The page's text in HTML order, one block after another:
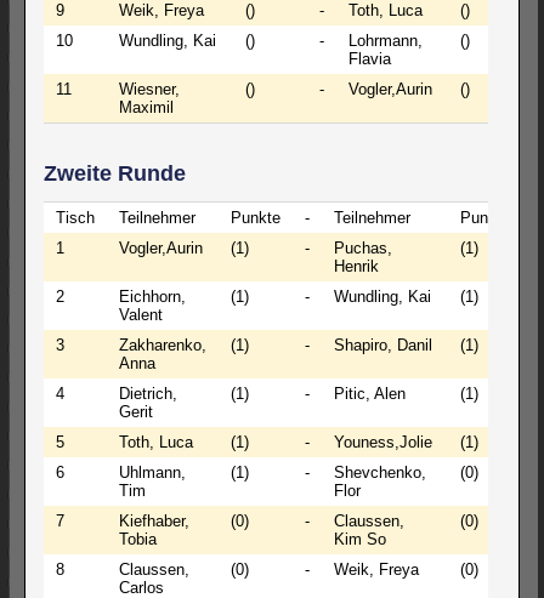
9 Weik, Freya () - Toth, Luca ()
10
Wundling, Kai () -
Lohrmann,
Flavia
()
11
Wiesner,
Maximil
() - Vogler,Aurin ()
Zweite Runde
Tisch Teilnehmer Punkte - Teilnehmer Punkte
1
Vogler,Aurin (1) -
Puchas,
Henrik
(1)
2
Eichhorn,
Valent
(1) - Wundling, Kai (1)
3
Zakharenko,
Anna
(1) - Shapiro, Danil (1)
4
Dietrich,
Gerit
(1) - Pitic, Alen (1)
5 Toth, Luca (1) - Youness,Jolie (1)
6
Uhlmann,
Tim
(1) -
Shevchenko,
Flor
(0)
7
Kiefhaber,
Tobia
(0) -
Claussen,
Kim So
(0)
8
Claussen,
Carlos
(0) - Weik, Freya (0)